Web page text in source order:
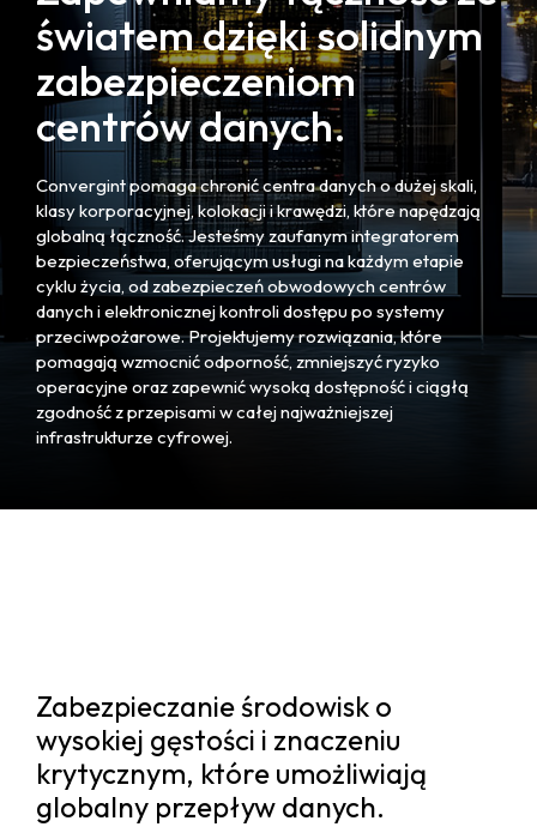
światem dzięki solidnym
zabezpieczeniom
centrów danych.
Convergint pomaga chronić centra danych o dużej skali,
klasy korporacyjnej, kolokacji i krawędzi, które napędzają
globalną łączność. Jesteśmy zaufanym integratorem
bezpieczeństwa, oferującym usługi na każdym etapie
cyklu życia, od zabezpieczeń obwodowych centrów
danych i elektronicznej kontroli dostępu po systemy
przeciwpożarowe. Projektujemy rozwiązania, które
pomagają wzmocnić odporność, zmniejszyć ryzyko
operacyjne oraz zapewnić wysoką dostępność i ciągłą
zgodność z przepisami w całej najważniejszej
infrastrukturze cyfrowej.
Zabezpieczanie środowisk o
wysokiej gęstości i znaczeniu
krytycznym, które umożliwiają
globalny przepływ danych.